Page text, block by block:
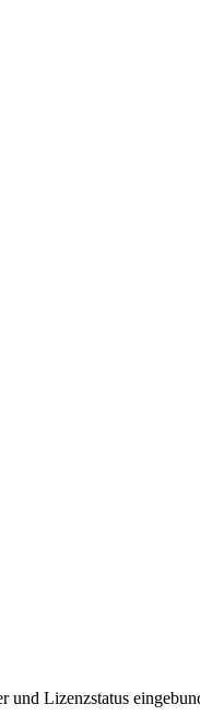
und Lizenzstatus